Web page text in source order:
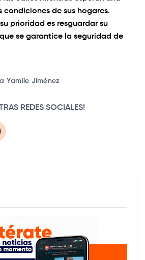
condiciones de sus hogares.
prioridad es resguardar su
se garantice la seguridad de
Yamile Jiménez
REDES SOCIALES!